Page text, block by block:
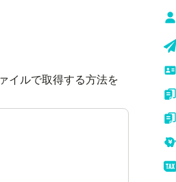
イルで取得する方法を